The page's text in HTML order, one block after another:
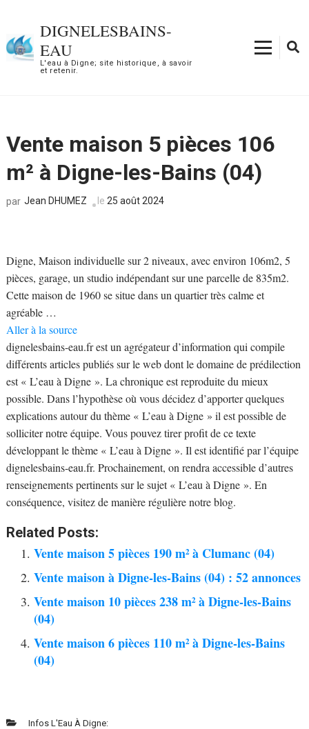
contenu
(Pressez
DIGNELESBAINS-
EAU
L'eau à Digne; site historique, à savoir
et retenir.
Vente maison 5 pièces 106
m² à Digne-les-Bains (04)
par Jean DHUMEZ le 25 août 2024
Digne, Maison individuelle sur 2 niveaux, avec environ 106m2, 5
pièces, garage, un studio indépendant sur une parcelle de 835m2.
Cette maison de 1960 se situe dans un quartier très calme et
agréable …
Aller à la source
dignelesbains-eau.fr est un agrégateur d’information qui compile
différents articles publiés sur le web dont le domaine de prédilection
est « L’eau à Digne ». La chronique est reproduite du mieux
possible. Dans l’hypothèse où vous décidez d’apporter quelques
explications autour du thème « L’eau à Digne » il est possible de
solliciter notre équipe. Vous pouvez tirer profit de ce texte
développant le thème « L’eau à Digne ». Il est identifié par l’équipe
dignelesbains-eau.fr. Prochainement, on rendra accessible d’autres
renseignements pertinents sur le sujet « L’eau à Digne ». En
conséquence, visitez de manière régulière notre blog.
Related Posts:
Vente maison 5 pièces 190 m² à Clumanc (04)
Vente maison à Digne-les-Bains (04) : 52 annonces
Vente maison 10 pièces 238 m² à Digne-les-Bains
(04)
Vente maison 6 pièces 110 m² à Digne-les-Bains
(04)
Infos L'Eau À Digne: